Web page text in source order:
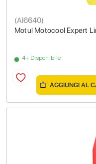
Motul Motocool Expert
(AI6640)
4+ Disponibile
AGGIUNGI AL